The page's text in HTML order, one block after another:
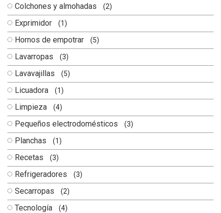
Colchones y almohadas (2)
Exprimidor (1)
Hornos de empotrar (5)
Lavarropas (3)
Lavavajillas (5)
Licuadora (1)
Limpieza (4)
Pequeños electrodomésticos (3)
Planchas (1)
Recetas (3)
Refrigeradores (3)
Secarropas (2)
Tecnología (4)